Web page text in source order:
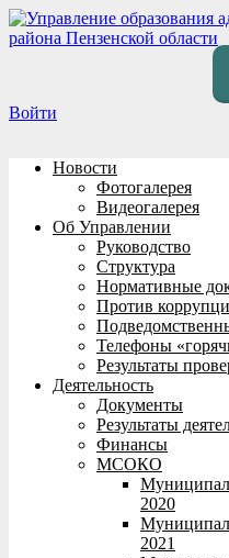
Перейти
к
Войти
Новости
Фотогалерея
Видеогалерея
Об Управлении
Руководство
Структура
Нормативные
Против
Телефоны
Результаты
Деятельность
Документы
Результаты
Финансы
МСОКО
2020
2021